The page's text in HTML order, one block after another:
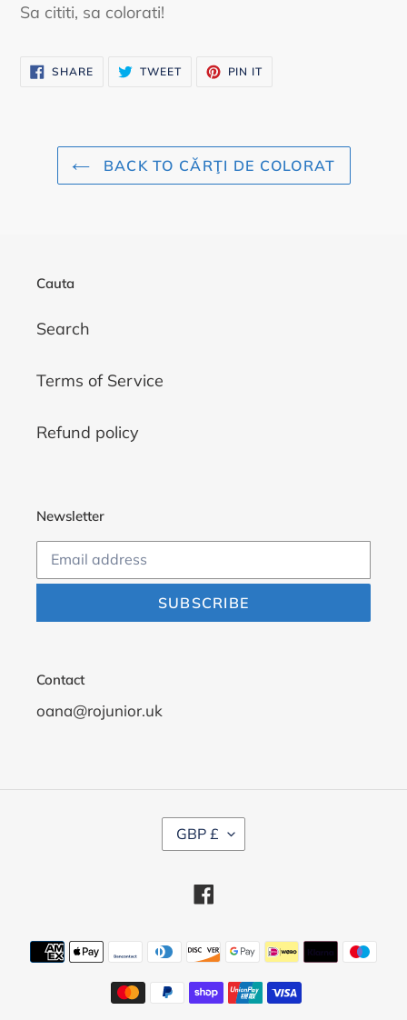
Sa cititi, sa colorati!
SHARESHARE
ON
TWEETTWEET PIN IT
BACK TO CĂRŢI DE COLORAT
Cauta
Search
Terms of Service
Refund policy
Newsletter
SUBSCRIBE
Contact
oana@rojunior.uk
C
U
C
Y
GBP £
Facebook
Payment
methods